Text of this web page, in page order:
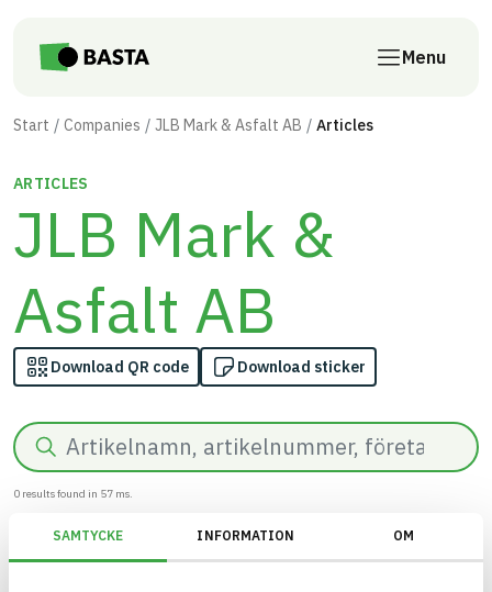
SAMTYCKE INFORMATION OM
Menu
Start Companies JLB Mark & Asfalt AB Articles
ARTICLES
JLB Mark &
Asfalt AB
Download QR code Download sticker
Search
0 results found in 57 ms.
Filter Reset filters